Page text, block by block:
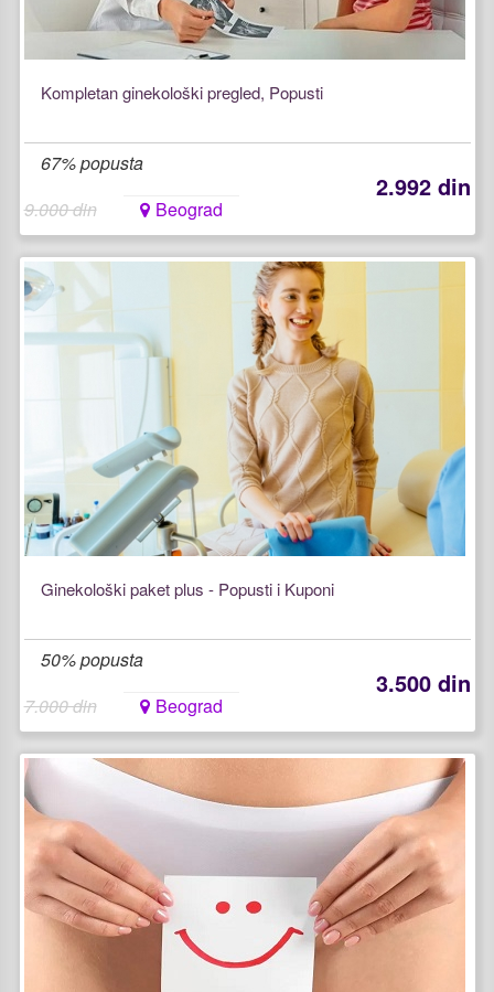
Kompletan ginekološki pregled, Popusti
67% popusta
2.992 din
9.000 din Beograd
Ginekološki paket plus - Popusti i Kuponi
50% popusta
3.500 din
7.000 din Beograd